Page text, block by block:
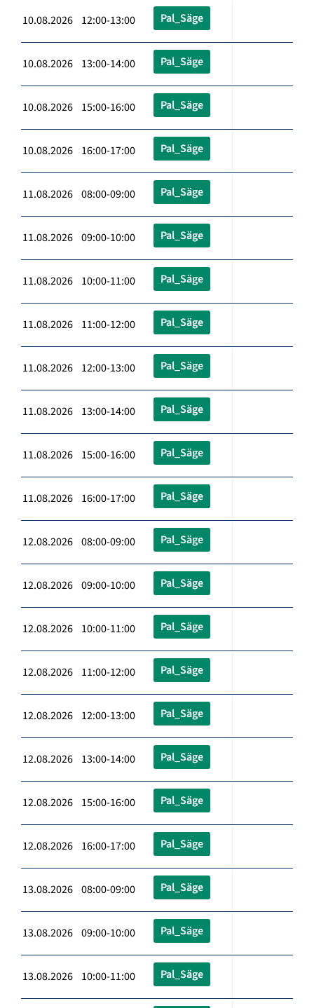
10.08.2026 12:00-13:00 Pal_Säge
10.08.2026 13:00-14:00 Pal_Säge
10.08.2026 15:00-16:00 Pal_Säge
10.08.2026 16:00-17:00 Pal_Säge
11.08.2026 08:00-09:00 Pal_Säge
11.08.2026 09:00-10:00 Pal_Säge
11.08.2026 10:00-11:00 Pal_Säge
11.08.2026 11:00-12:00 Pal_Säge
11.08.2026 12:00-13:00 Pal_Säge
11.08.2026 13:00-14:00 Pal_Säge
11.08.2026 15:00-16:00 Pal_Säge
11.08.2026 16:00-17:00 Pal_Säge
12.08.2026 08:00-09:00 Pal_Säge
12.08.2026 09:00-10:00 Pal_Säge
12.08.2026 10:00-11:00 Pal_Säge
12.08.2026 11:00-12:00 Pal_Säge
12.08.2026 12:00-13:00 Pal_Säge
12.08.2026 13:00-14:00 Pal_Säge
12.08.2026 15:00-16:00 Pal_Säge
12.08.2026 16:00-17:00 Pal_Säge
13.08.2026 08:00-09:00 Pal_Säge
13.08.2026 09:00-10:00 Pal_Säge
13.08.2026 10:00-11:00 Pal_Säge